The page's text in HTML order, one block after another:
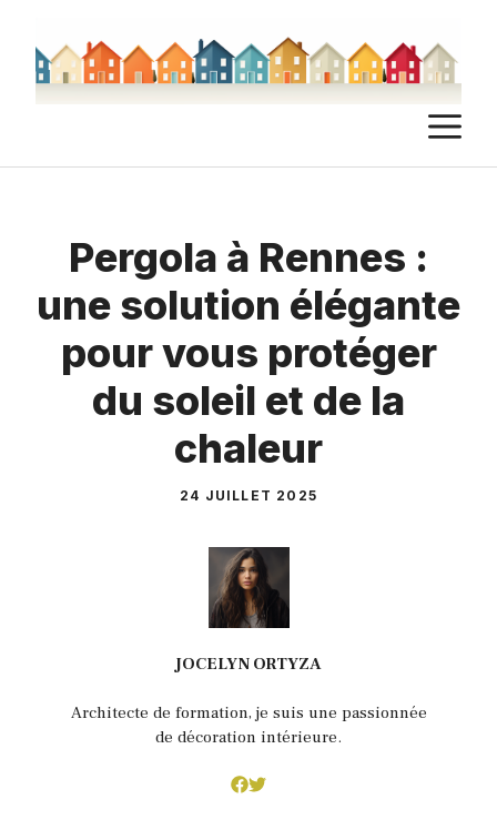
contenu
Pergola à Rennes :
une solution élégante
pour vous protéger
du soleil et de la
chaleur
24 JUILLET 2025
JOCELYN ORTYZA
Architecte de formation, je suis une passionnée
de décoration intérieure.